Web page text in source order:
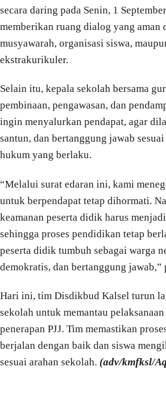
secara daring pada Senin, 1
memberikan ruang dialog yang aman
musyawarah, organisasi siswa,
ekstrakurikuler.
Selain itu, kepala sekolah bersama
pembinaan, pengawasan, dan
ingin menyalurkan pendapat, agar
santun, dan bertanggung jawab
hukum yang berlaku.
“Melalui surat edaran ini, kami
untuk berpendapat tetap dihormati.
keamanan peserta didik harus
sehingga proses pendidikan tetap
peserta didik tumbuh sebagai warga
demokratis, dan bertanggung jawab,”
Hari ini, tim Disdikbud Kalsel turun
sekolah untuk memantau
penerapan PJJ. Tim memastikan
berjalan dengan baik dan siswa
sesuai arahan sekolah. (adv/kmfksl/